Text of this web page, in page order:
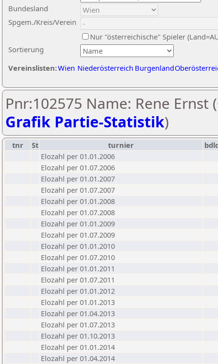
Sortierung
Bundesland
Spgem./Kreis/Verein
Nur "österreichische" Spieler
Vereinslisten:Wien Niederösterreich Burgenland
Pnr:102575 Name: Rene Ernst (
Grafik Partie-Statistik)
tnr St turnier
Elozahl per 01.01.2006
Elozahl per 01.07.2006
Elozahl per 01.01.2007
Elozahl per 01.07.2007
Elozahl per 01.01.2008
Elozahl per 01.07.2008
Elozahl per 01.01.2009
Elozahl per 01.07.2009
Elozahl per 01.01.2010
Elozahl per 01.07.2010
Elozahl per 01.01.2011
Elozahl per 01.07.2011
Elozahl per 01.01.2012
Elozahl per 01.01.2013
Elozahl per 01.04.2013
Elozahl per 01.07.2013
Elozahl per 01.10.2013
Elozahl per 01.01.2014
Elozahl per 01.04.2014